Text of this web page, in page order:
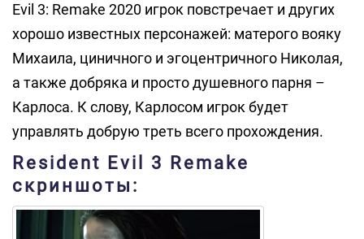
Evil 3: Remake 2020 игрок повстречает и других
хорошо известных персонажей: матерого вояку
Михаила, циничного и эгоцентричного Николая,
а также добряка и просто душевного парня –
Карлоса. К слову, Карлосом игрок будет
управлять добрую треть всего прохождения.
Resident Evil 3 Remake
скриншоты: